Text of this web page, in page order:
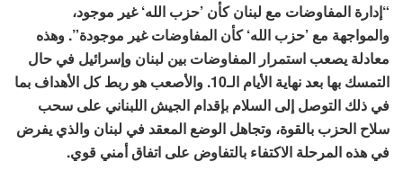
“إدارة المفاوضات مع لبنان كأن ’حزب الله‘ غير موجود،
والمواجهة مع ’حزب الله‘ كأن المفاوضات غير موجودة”. وهذه
معادلة يصعب استمرار المفاوضات بين لبنان وإسرائيل في حال
التمسك بها بعد نهاية الأيام الـ10. والأصعب هو ربط کل الأهداف بما
في ذلك التوصل إلى السلام بإقدام الجيش اللبناني على سحب
سلاح الحزب بالقوة، وتجاهل الوضع المعقد في لبنان والذي يفرض
في هذه المرحلة الاكتفاء بالتفاوض على اتفاق أمني قوي.